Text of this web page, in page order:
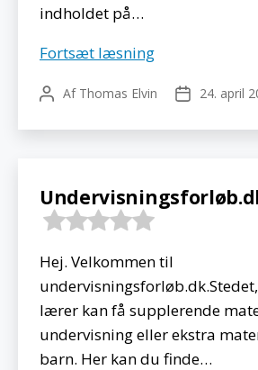
indholdet på…
Fortsæt læsningForløb
genetik
og
Indlægsforfatter
Af Thomas Elvin Indlægsdato
24. april
Hej. Velkommen til
lærer kan få supplerende
undervisning eller ekstra
barn. Her kan du finde…